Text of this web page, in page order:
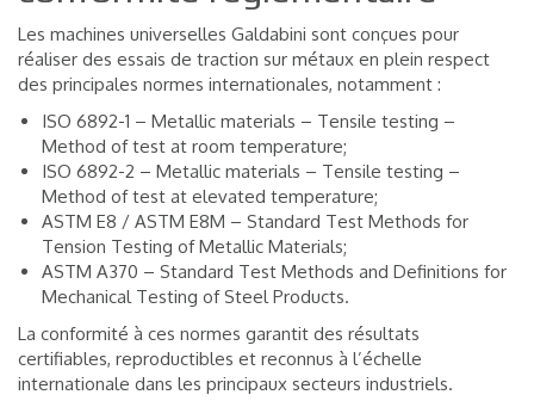
Les machines universelles Galdabini sont conçues pour
réaliser des essais de traction sur métaux en plein respect
des principales normes internationales, notamment :
ISO 6892-1 – Metallic materials – Tensile testing –
Method of test at room temperature;
ISO 6892-2 – Metallic materials – Tensile testing –
Method of test at elevated temperature;
ASTM E8 / ASTM E8M – Standard Test Methods for
Tension Testing of Metallic Materials;
ASTM A370 – Standard Test Methods and Definitions for
Mechanical Testing of Steel Products.
La conformité à ces normes garantit des résultats
certifiables, reproductibles et reconnus à l’échelle
internationale dans les principaux secteurs industriels.